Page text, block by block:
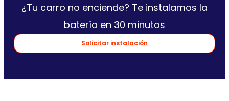
¿Tu carro no enciende? Te instalamos la
batería en 30 minutos
Solicitar instalación